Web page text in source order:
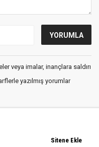
veya imalar, inançlara saldırı
yazılmış yorumlar